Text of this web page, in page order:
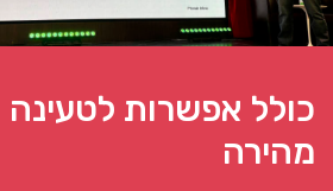
כולל אפשרות
מהירה